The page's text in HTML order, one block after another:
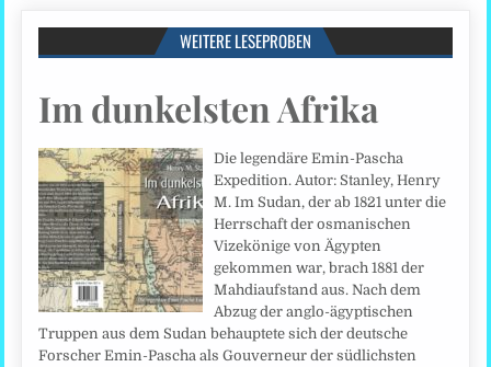
WEITERE LESEPROBEN
Im dunkelsten Afrika
Die legendäre Emin-Pascha
Expedition. Autor: Stanley, Henry
M. Im Sudan, der ab 1821 unter die
Herrschaft der osmanischen
Vizekönige von Ägypten
gekommen war, brach 1881 der
Mahdiaufstand aus. Nach dem
Abzug der anglo-ägyptischen
Truppen aus dem Sudan behauptete sich der deutsche
Forscher Emin-Pascha als Gouverneur der südlichsten